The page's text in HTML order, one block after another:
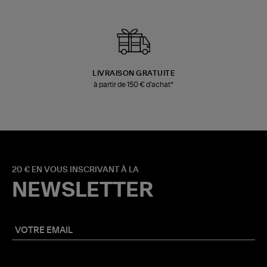
LIVRAISON GRATUITE
à partir de 150 € d'achat*
20 € EN VOUS INSCRIVANT À LA
NEWSLETTER